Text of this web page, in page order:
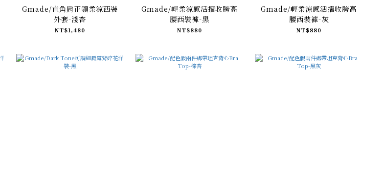
Gmade/直角肩正領柔涼西裝
外套-淺杏
NT$1,480
Gmade/輕柔涼感活摺收胯高
腰西裝褲-黑
NT$880
Gmade/輕柔涼感活摺收胯高
腰西裝褲-灰
NT$880